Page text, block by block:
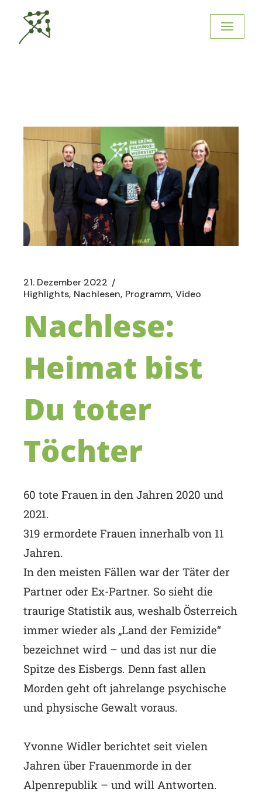
21. Dezember 2022
Highlights Nachlesen Programm Video
Nachlese:
Heimat bist
Du toter
Töchter
60 tote Frauen in den Jahren 2020 und
2021.
319 ermordete Frauen innerhalb von 11
Jahren.
In den meisten Fällen war der Täter der
Partner oder Ex-Partner. So sieht die
traurige Statistik aus, weshalb Österreich
immer wieder als „Land der Femizide“
bezeichnet wird – und das ist nur die
Spitze des Eisbergs. Denn fast allen
Morden geht oft jahrelange psychische
und physische Gewalt voraus.
Yvonne Widler berichtet seit vielen
Jahren über Frauenmorde in der
Alpenrepublik – und will Antworten.